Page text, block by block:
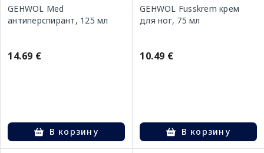
GEHWOL Med
антиперспирант, 125 мл
14.69 €
В корзину
GEHWOL Fusskrem крем
для ног, 75 мл
10.49 €
В корзину